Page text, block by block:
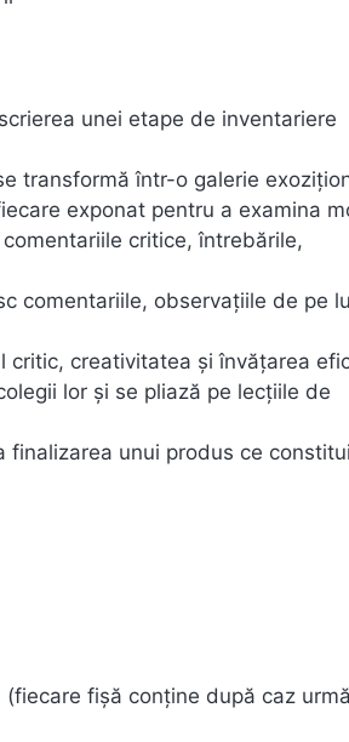
unei etape de inventariere
transformă într-o galerie
exponat pentru a examina
critice, întrebările,
comentariile, observaţiile de pe
critic, creativitatea şi învăţarea
lor şi se pliază pe lecţiile de
unui produs ce
fişă conţine după caz